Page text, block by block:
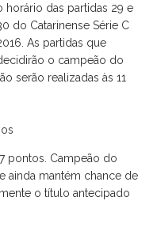
horário das partidas 29 e
do Catarinense Série C
As partidas que
o campeão do
serão realizadas às 11
pontos. Campeão do
ainda mantém chance de
o título antecipado